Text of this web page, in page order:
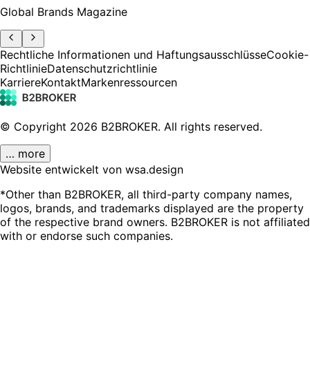
Global Brands Magazine
Rechtliche Informationen und HaftungsausschlüsseCookie-
RichtlinieDatenschutzrichtlinie
KarriereKontaktMarkenressourcen
© Copyright 2026 B2BROKER. All rights reserved.
… more
Website entwickelt von wsa.design
*Other than B2BROKER, all third-party company names,
logos, brands, and trademarks displayed are the property
of the respective brand owners. B2BROKER is not affiliated
with or endorse such companies.